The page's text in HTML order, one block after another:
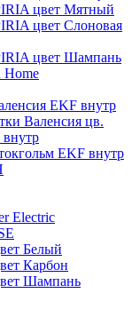
цвет Мятный
цвет Слоновая
цвет Шампань
Home
EKF внутр
Валенсия цв.
EKF внутр
Electric
Белый
Карбон
Шампань